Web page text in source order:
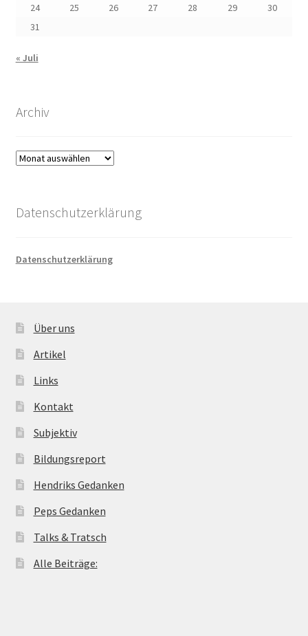
24
25 26 27 28 29
30
31
« Juli
Archiv
Archiv
Datenschutzerklärung
Datenschutzerklärung
Über uns
Artikel
Links
Kontakt
Subjektiv
Bildungsreport
Hendriks Gedanken
Peps Gedanken
Talks & Tratsch
Alle Beiträge: